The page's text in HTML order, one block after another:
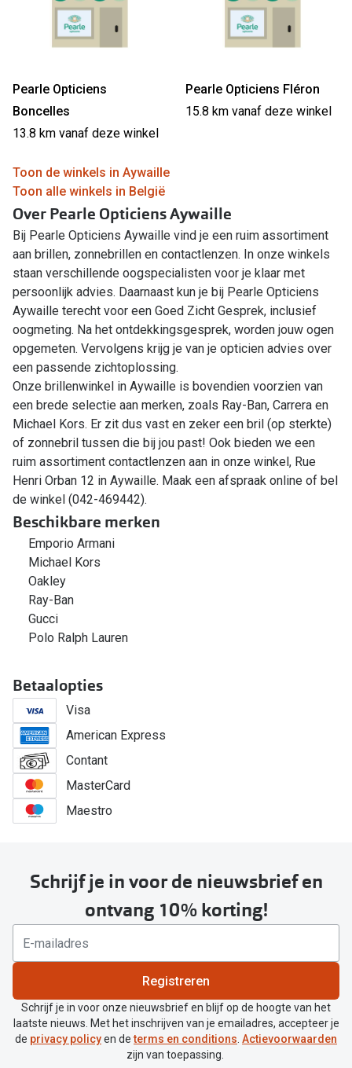
Pearle Opticiens
Boncelles
13.8 km vanaf deze winkel
Pearle Opticiens Fléron
15.8 km vanaf deze winkel
Toon de winkels in Aywaille
Toon alle winkels in België
Over Pearle Opticiens Aywaille
Bij Pearle Opticiens Aywaille vind je een ruim assortiment
aan brillen, zonnebrillen en contactlenzen. In onze winkels
staan verschillende oogspecialisten voor je klaar met
persoonlijk advies. Daarnaast kun je bij Pearle Opticiens
Aywaille terecht voor een Goed Zicht Gesprek, inclusief
oogmeting. Na het ontdekkingsgesprek, worden jouw ogen
opgemeten. Vervolgens krijg je van je opticien advies over
een passende zichtoplossing.
Onze brillenwinkel in Aywaille is bovendien voorzien van
een brede selectie aan merken, zoals Ray-Ban, Carrera en
Michael Kors. Er zit dus vast en zeker een bril (op sterkte)
of zonnebril tussen die bij jou past! Ook bieden we een
ruim assortiment contactlenzen aan in onze winkel, Rue
Henri Orban 12 in Aywaille. Maak een afspraak online of bel
de winkel (042-469442).
Beschikbare merken
Emporio Armani
Michael Kors
Oakley
Ray-Ban
Gucci
Polo Ralph Lauren
Betaalopties
Visa
American Express
Contant
MasterCard
Maestro
Schrijf je in voor de nieuwsbrief en
ontvang 10% korting!
Registreren
Schrijf je in voor onze nieuwsbrief en blijf op de hoogte van het
laatste nieuws. Met het inschrijven van je emailadres, accepteer je
de privacy policyen determs en conditions. Actievoorwaarden
zijn van toepassing.